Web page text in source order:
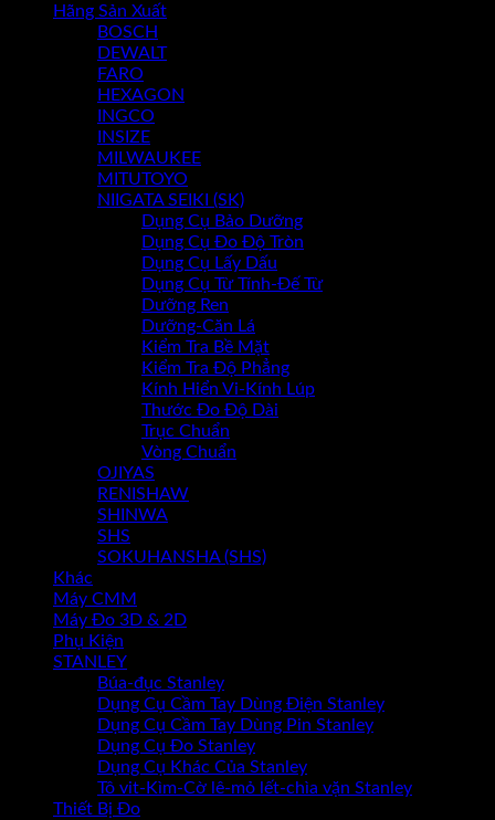
Chưa có sản phẩm trong giỏ hàng.
Hãng Sản Xuất
BOSCH
DEWALT
FARO
HEXAGON
INGCO
INSIZE
MILWAUKEE
MITUTOYO
NIIGATA SEIKI (SK)
Dụng Cụ Bảo Dưỡng
Dụng Cụ Đo Độ Tròn
Dụng Cụ Lấy Dấu
Dụng Cụ Từ Tính-Đế Từ
Dưỡng Ren
Dưỡng-Căn Lá
Kiểm Tra Bề Mặt
Kiểm Tra Độ Phẳng
Kính Hiển Vi-Kính Lúp
Thước Đo Độ Dài
Trục Chuẩn
Vòng Chuẩn
OJIYAS
RENISHAW
SHINWA
SHS
SOKUHANSHA (SHS)
Khác
Máy CMM
Máy Đo 3D & 2D
Phụ Kiện
STANLEY
Búa-đục Stanley
Dụng Cụ Cầm Tay Dùng Điện Stanley
Dụng Cụ Cầm Tay Dùng Pin Stanley
Dụng Cụ Đo Stanley
Dụng Cụ Khác Của Stanley
Tô vit-Kìm-Cờ lê-mỏ lết-chìa vặn Stanley
Thiết Bị Đo